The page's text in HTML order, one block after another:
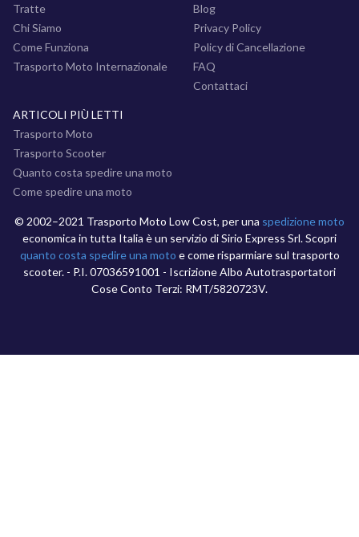
Tratte
Chi Siamo
Come Funziona
Trasporto Moto Internazionale
Blog
Privacy Policy
Policy di Cancellazione
FAQ
Contattaci
ARTICOLI PIÙ LETTI
Trasporto Moto
Trasporto Scooter
Quanto costa spedire una moto
Come spedire una moto
© 2002–2021 Trasporto Moto Low Cost, per una spedizione moto
economica in tutta Italia è un servizio di Sirio Express Srl. Scopri
quanto costa spedire una moto e come risparmiare sul trasporto
scooter. - P.I. 07036591001 - Iscrizione Albo Autotrasportatori
Cose Conto Terzi: RMT/5820723V.